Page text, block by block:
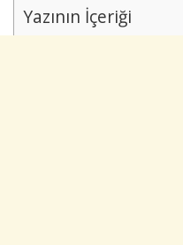
Yazının İçeriği